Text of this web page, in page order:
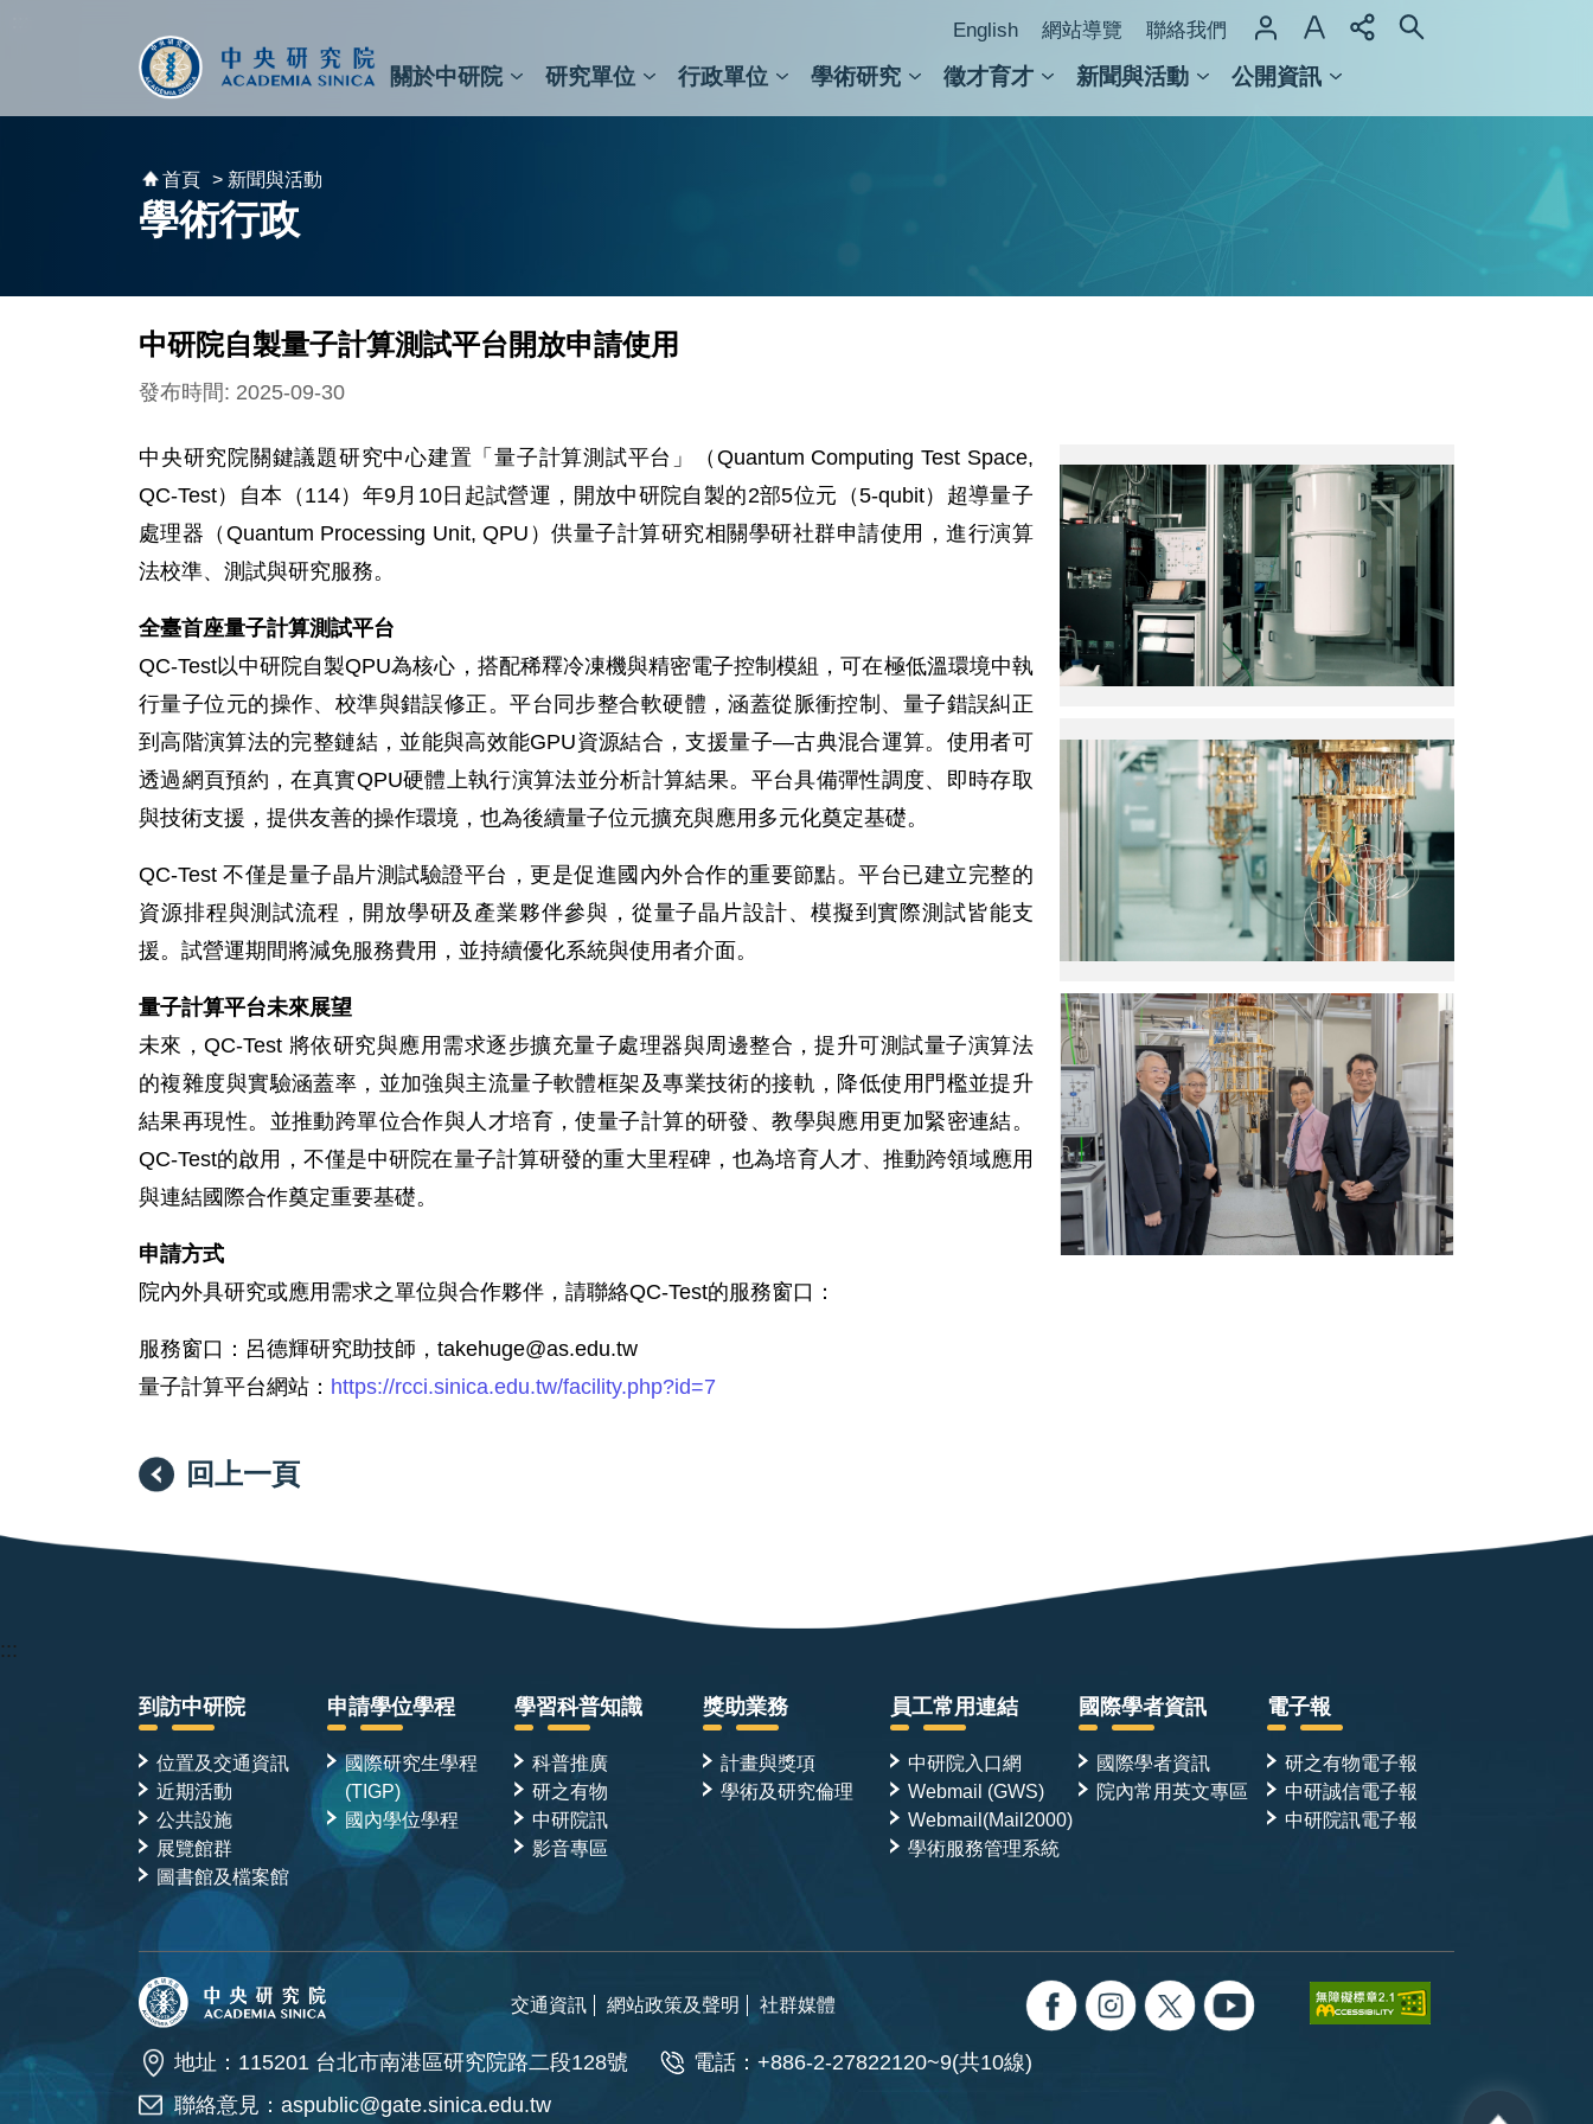
English 網站導覽 聯絡我們
關於中研院 研究單位 行政單位 學術研究 徵才育才 新聞與活動 公開資訊
首頁 > 新聞與活動
學術行政
中研院自製量子計算測試平台開放申請使用
發布時間: 2025-09-30
中央研究院關鍵議題研究中心建置「量子計算測試平台」（Quantum Computing Test Space,
QC-Test）自本（114）年9月10日起試營運，開放中研院自製的2部5位元（5-qubit）超導量子
處理器（Quantum Processing Unit, QPU）供量子計算研究相關學研社群申請使用，進行演算
法校準、測試與研究服務。
全臺首座量子計算測試平台
QC-Test以中研院自製QPU為核心，搭配稀釋冷凍機與精密電子控制模組，可在極低溫環境中執
行量子位元的操作、校準與錯誤修正。平台同步整合軟硬體，涵蓋從脈衝控制、量子錯誤糾正
到高階演算法的完整鏈結，並能與高效能GPU資源結合，支援量子—古典混合運算。使用者可
透過網頁預約，在真實QPU硬體上執行演算法並分析計算結果。平台具備彈性調度、即時存取
與技術支援，提供友善的操作環境，也為後續量子位元擴充與應用多元化奠定基礎。
QC-Test 不僅是量子晶片測試驗證平台，更是促進國內外合作的重要節點。平台已建立完整的
資源排程與測試流程，開放學研及產業夥伴參與，從量子晶片設計、模擬到實際測試皆能支
援。試營運期間將減免服務費用，並持續優化系統與使用者介面。
量子計算平台未來展望
未來，QC-Test 將依研究與應用需求逐步擴充量子處理器與周邊整合，提升可測試量子演算法
的複雜度與實驗涵蓋率，並加強與主流量子軟體框架及專業技術的接軌，降低使用門檻並提升
結果再現性。並推動跨單位合作與人才培育，使量子計算的研發、教學與應用更加緊密連結。
QC-Test的啟用，不僅是中研院在量子計算研發的重大里程碑，也為培育人才、推動跨領域應用
與連結國際合作奠定重要基礎。
申請方式
院內外具研究或應用需求之單位與合作夥伴，請聯絡QC-Test的服務窗口：
服務窗口：呂德輝研究助技師，takehuge@as.edu.tw
量子計算平台網站： https://rcci.sinica.edu.tw/facility.php?id=7
S__118710289_0
回上一頁
:::
到訪中研院
位置及交通資訊
近期活動
公共設施
展覽館群
圖書館及檔案館
申請學位學程
國際研究生學程
(TIGP)
國內學位學程
學習科普知識
科普推廣
研之有物
中研院訊
影音專區
獎助業務
計畫與獎項
學術及研究倫理
員工常用連結
中研院入口網
Webmail (GWS)
Webmail(Mail2000)
學術服務管理系統
國際學者資訊
國際學者資訊
院內常用英文專區
電子報
研之有物電子報
中研誠信電子報
中研院訊電子報
交通資訊 網站政策及聲明 社群媒體
地址：115201 台北市南港區研究院路二段128號
電話：+886-2-27822120~9(共10線)
聯絡意見： aspublic@gate.sinica.edu.tw